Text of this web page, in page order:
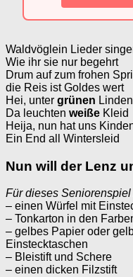
Waldvöglein Lieder
Wie ihr sie nur begehrt
Drum auf zum frohen
die Reis ist Goldes wert
Hei, unter grünen Linden
Da leuchten weiße Kleid
Heija, nun hat uns
Ein End all Wintersleid
Nun will der Lenz
Für dieses
– einen Würfel mit
– Tonkarton in den
– gelbes Papier oder
Einstecktaschen
– Bleistift und Schere
– einen dicken Filzstift